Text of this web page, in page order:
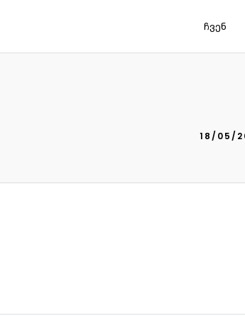
ჩვენ
18/05/